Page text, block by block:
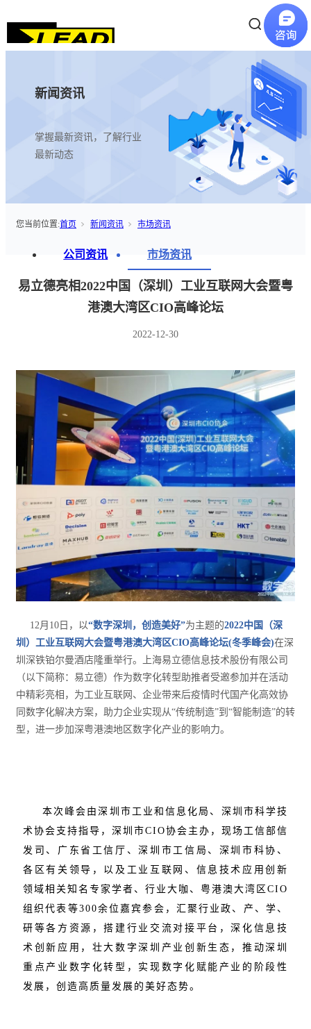
新闻资讯
掌握最新资讯，了解行业
最新动态
您当前位置:首页 新闻资讯 市场资讯
公司资讯 市场资讯
易立德亮相2022中国（深圳）工业互联网大会暨粤
港澳大湾区CIO高峰论坛
2022-12-30
12月10日，以“数字深圳，创造美好”为主题的2022中国（深
圳）工业互联网大会暨粤港澳大湾区CIO高峰论坛(冬季峰会)在深
圳深铁铂尔曼酒店隆重举行。上海易立德信息技术股份有限公司
（以下简称：易立德）作为数字化转型助推者受邀参加并在活动
中精彩亮相，为工业互联网、企业带来后疫情时代国产化高效协
同数字化解决方案，助力企业实现从“传统制造”到“智能制造”的转
型，进一步加深粤港澳地区数字化产业的影响力。
本次峰会由深圳市工业和信息化局、深圳市科学技
术协会支持指导，深圳市CIO协会主办，现场工信部信
发司、广东省工信厅、深圳市工信局、深圳市科协、
各区有关领导，以及工业互联网、信息技术应用创新
领域相关知名专家学者、行业大咖、粤港澳大湾区CIO
组织代表等300余位嘉宾参会，汇聚行业政、产、学、
研等各方资源，搭建行业交流对接平台，深化信息技
术创新应用，壮大数字深圳产业创新生态，推动深圳
重点产业数字化转型，实现数字化赋能产业的阶段性
发展，创造高质量发展的美好态势。